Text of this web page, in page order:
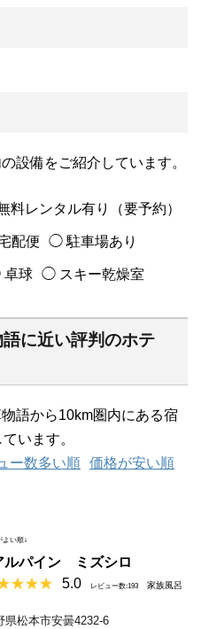
設備をご紹介しています。
料レンタル有り（要予約）
配便 ◯ 駐車場あり
球 ◯ スキー乾燥室
に近い評判のホテ
語から10km圏内にある宿
います。
ー数多い順 価格が安い順
よい順↓
パイン ミズシロ
5.0 レビュー数:193
家族風呂
県松本市安曇4232-6